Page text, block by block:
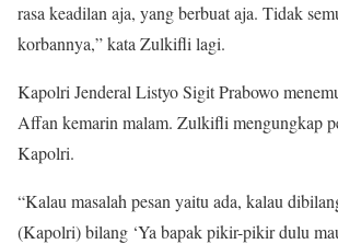
rasa keadilan aja, yang berbuat aja. Tidak
korbannya,” kata Zulkifli lagi.
Kapolri Jenderal Listyo Sigit Prabowo
Affan kemarin malam. Zulkifli mengungkap
Kapolri.
“Kalau masalah pesan yaitu ada, kalau
(Kapolri) bilang ‘Ya bapak pikir-pikir dulu